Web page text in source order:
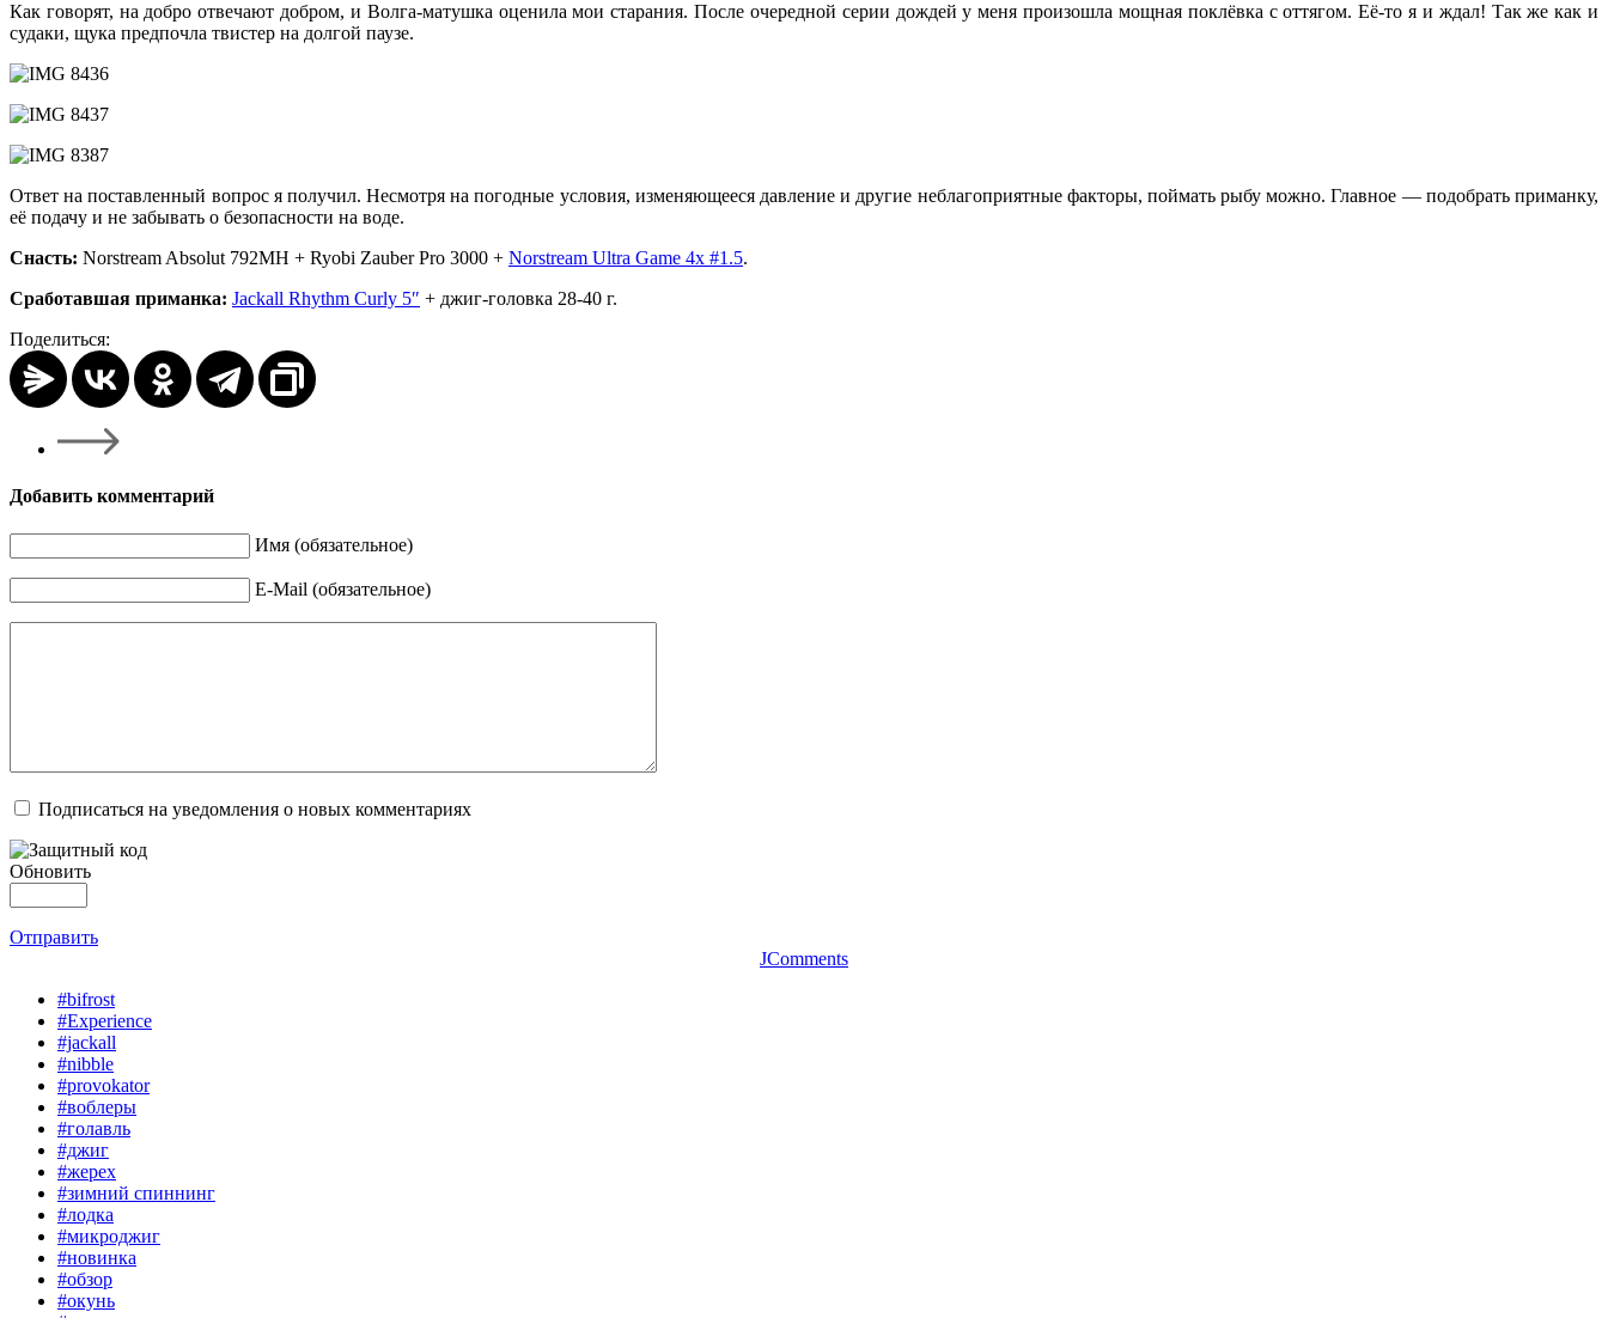
Как говорят, на добро отвечают добром, и Волга-матушка оценила мои старания. После очередной серии дождей у меня произошла мощная поклёвка с оттягом. Её-то я и ждал! Так же как и
судаки, щука предпочла твистер на долгой паузе.
Ответ на поставленный вопрос я получил. Несмотря на погодные условия, изменяющееся давление и другие неблагоприятные факторы, поймать рыбу можно. Главное — подобрать приманку,
её подачу и не забывать о безопасности на воде.
Снасть: Norstream Absolut 792MH + Ryobi Zauber Pro 3000 + Norstream Ultra Game 4x #1.5.
Сработавшая приманка: Jackall Rhythm Curly 5″ + джиг-головка 28-40 г.
Поделиться:
Добавить комментарий
Имя (обязательное)
E-Mail (обязательное)
Подписаться на уведомления о новых комментариях
Обновить
Отправить
JComments
#bifrost
#Experience
#jackall
#nibble
#provokator
#воблеры
#голавль
#джиг
#жерех
#зимний спиннинг
#лодка
#микроджиг
#новинка
#обзор
#окунь